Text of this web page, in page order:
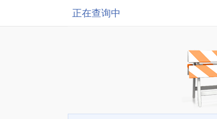
正在查询中